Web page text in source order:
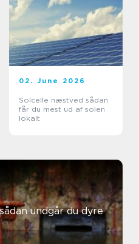
02. June 2026
Solcelle næstved sådan
får du mest ud af solen
lokalt